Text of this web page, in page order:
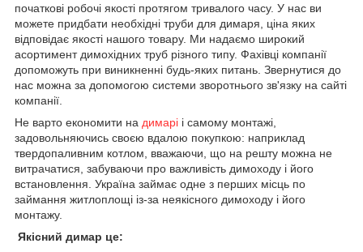
початкові робочі якості протягом тривалого часу. У нас ви
можете придбати необхідні труби для димаря, ціна яких
відповідає якості нашого товару. Ми надаємо широкий
асортимент димохідних труб різного типу. Фахівці компанії
допоможуть при виникненні будь-яких питань. Звернутися до
нас можна за допомогою системи зворотнього зв'язку на сайті
компанії.
Не варто економити на димарі і самому монтажі,
задовольняючись своєю вдалою покупкою: наприклад
твердопаливним котлом, вважаючи, що на решту можна не
витрачатися, забуваючи про важливість димоходу і його
встановлення. Україна займає одне з перших місць по
займання житлоплощі із-за неякісного димоходу і його
монтажу.
Якісний димар це: